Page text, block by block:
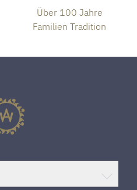
Über 100 Jahre
Familien Tradition